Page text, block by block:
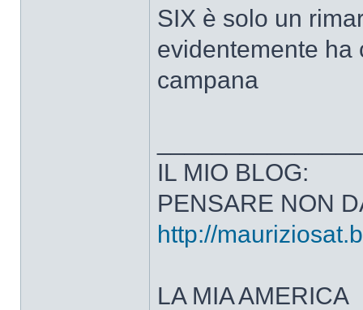
SIX è solo un
evidentemente ha
campana
IL MIO BLOG:
PENSARE NON
http://
LA MIA AMERICA